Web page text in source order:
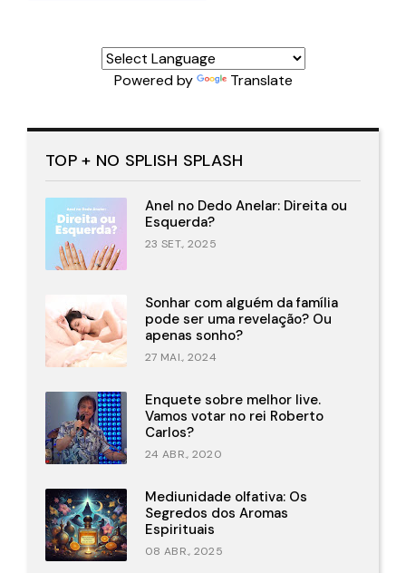
Powered by Translate
TOP + NO SPLISH SPLASH
Anel no Dedo Anelar: Direita ou
Esquerda?
23 SET., 2025
Sonhar com alguém da família
pode ser uma revelação? Ou
apenas sonho?
27 MAI., 2024
Enquete sobre melhor live.
Vamos votar no rei Roberto
Carlos?
24 ABR., 2020
Mediunidade olfativa: Os
Segredos dos Aromas
Espirituais
08 ABR., 2025